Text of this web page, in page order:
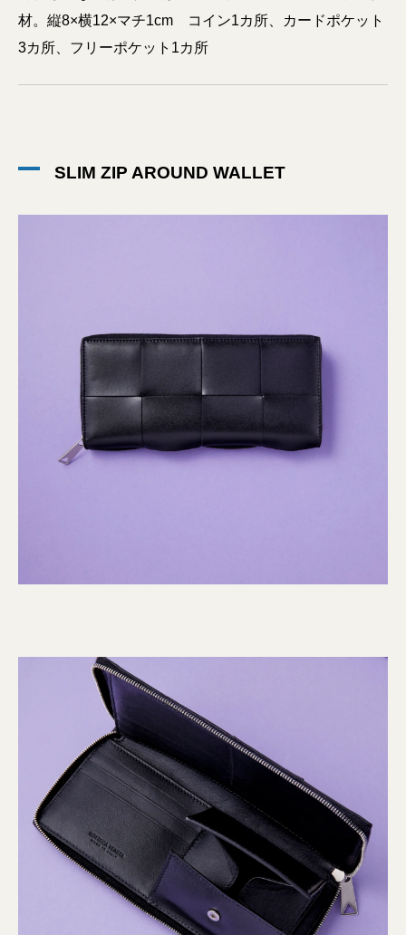
材。縦8×横12×マチ1cm コイン1カ所、カードポケット
3カ所、フリーポケット1カ所
SLIM ZIP AROUND WALLET